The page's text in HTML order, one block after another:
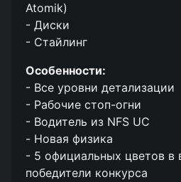
Atomik)
- Диски
- Стайлинг
Особенности:
- Все уровни детализации
- Рабочие стоп-огни
- Водитель из NFS UC
- Новая физика
- 5 официальных цветов в
победители конкурса